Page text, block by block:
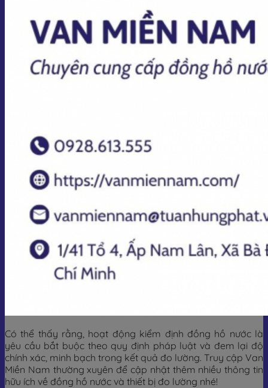
Có thể thấy rằng, hoạt động kiểm định đồng hồ nước là
yêu cầu bắt buộc theo quy định pháp luật và đem lại độ
chính xác, minh bạch trong kết quả đo lường. Truy cập Van
Miền Nam thường xuyên để cập nhật thêm nhiều thông tin
hữu ích về đồng hồ nước và thiết bị đo lường nhé!